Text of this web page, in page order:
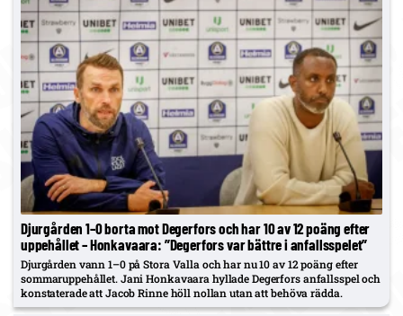
Djurgården 1–0 borta mot Degerfors och har 10 av 12 poäng efter
uppehållet – Honkavaara: ”Degerfors var bättre i anfallsspelet”
Djurgården vann 1–0 på Stora Valla och har nu 10 av 12 poäng efter
sommaruppehållet. Jani Honkavaara hyllade Degerfors anfallsspel och
konstaterade att Jacob Rinne höll nollan utan att behöva rädda.